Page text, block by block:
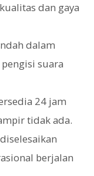
dan gaya
dalam
suara
24 jam
tidak ada.
berjalan